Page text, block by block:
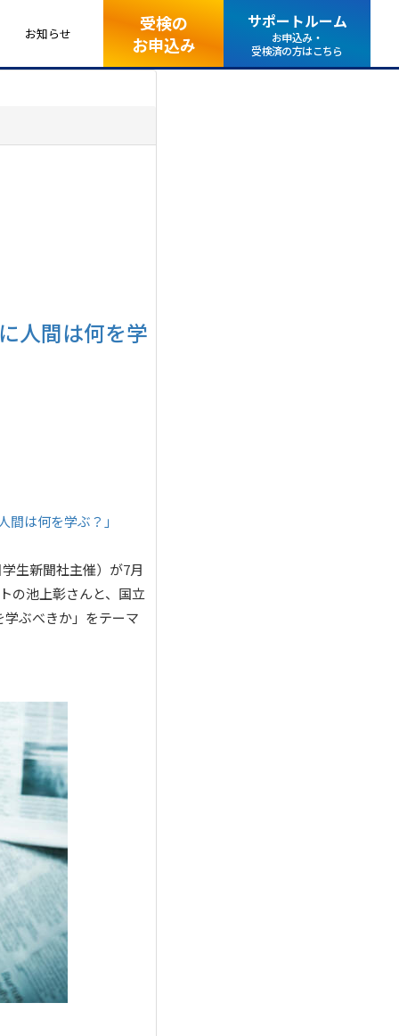
お知らせ
受検の
お申込み
サポートルーム
お申込み・
受検済の方はこちら
人間は何を学
は何を学ぶ？」
生新聞社主催）が7月
の池上彰さんと、国立
ぶべきか」をテーマ